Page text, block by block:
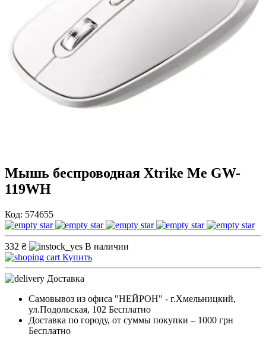
Мышь беспроводная Xtrike Me GW-
119WH
Код: 574655
332 ₴
В наличии
Купить
Доставка
Самовывоз из офиса "НЕЙРОН" - г.Хмельницкий,
ул.Подольская, 102 Бесплатно
Доставка по городу, от суммы покупки – 1000 грн
Бесплатно